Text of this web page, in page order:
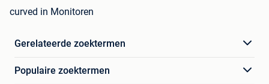
curved in Monitoren
Gerelateerde zoektermen
Populaire zoektermen